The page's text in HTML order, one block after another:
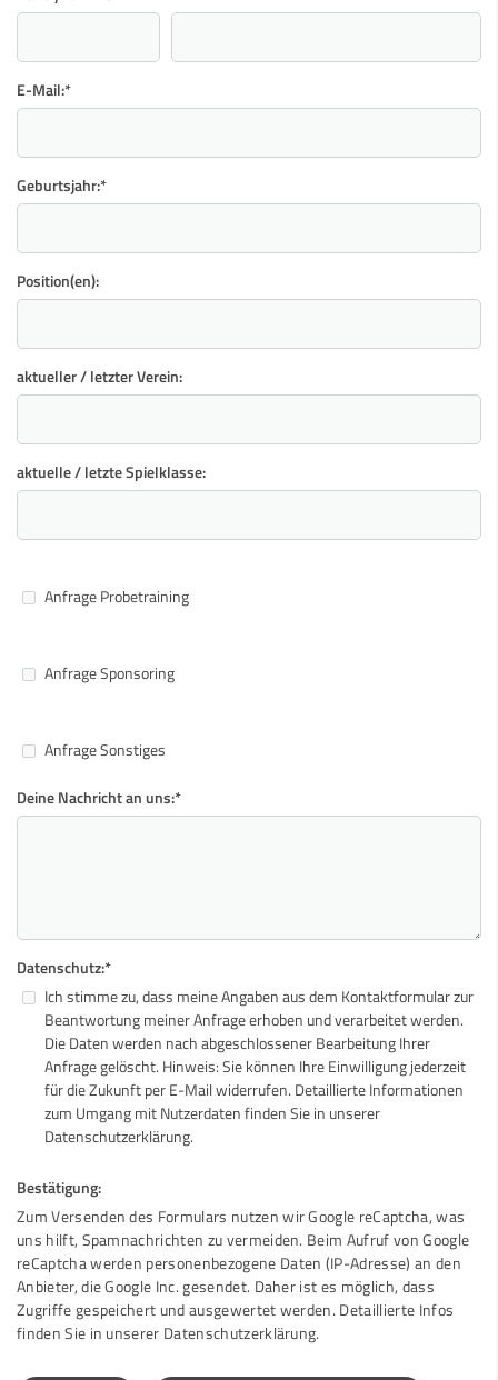
E-Mail:*
Geburtsjahr:*
Position(en):
aktueller / letzter Verein:
aktuelle / letzte Spielklasse:
Anfrage Probetraining
Anfrage Sponsoring
Anfrage Sonstiges
Deine Nachricht an uns:*
Datenschutz:*
Ich stimme zu, dass meine Angaben aus dem Kontaktformular zur
Beantwortung meiner Anfrage erhoben und verarbeitet werden.
Die Daten werden nach abgeschlossener Bearbeitung Ihrer
Anfrage gelöscht. Hinweis: Sie können Ihre Einwilligung jederzeit
für die Zukunft per E-Mail widerrufen. Detaillierte Informationen
zum Umgang mit Nutzerdaten finden Sie in unserer
Datenschutzerklärung.
Bestätigung:
Zum Versenden des Formulars nutzen wir Google reCaptcha, was
uns hilft, Spamnachrichten zu vermeiden. Beim Aufruf von Google
reCaptcha werden personenbezogene Daten (IP-Adresse) an den
Anbieter, die Google Inc. gesendet. Daher ist es möglich, dass
Zugriffe gespeichert und ausgewertet werden. Detaillierte Infos
finden Sie in unserer Datenschutzerklärung.